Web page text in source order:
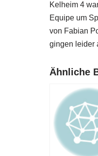
Kelheim 4
Equipe um
von Fabian
gingen leider
Ähnliche